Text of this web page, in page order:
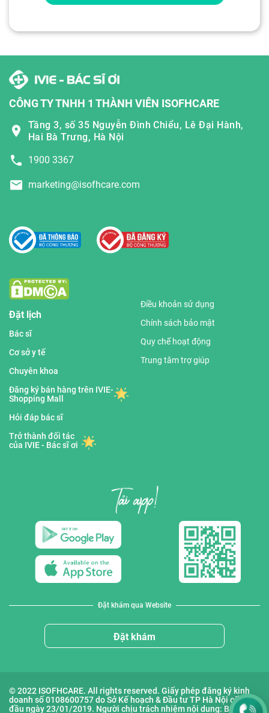
CÔNG TY TNHH 1 THÀNH VIÊN ISOFHCARE
Tầng 3, số 35 Nguyễn Đình Chiểu, Lê Đại Hành,
Hai Bà Trưng, Hà Nội
1900 3367
marketing@isofhcare.com
Đặt lịch
Bác sĩ
Cơ sở y tế
Chuyên khoa
Đăng ký bán hàng trên IVIE-
Shopping Mall
Hỏi đáp bác sĩ
Trở thành đối tác
của IVIE - Bác sĩ ơi
Điều khoản sử dụng
Chính sách bảo mật
Quy chế hoạt động
Trung tâm trợ giúp
Đặt khám qua Website
Đặt khám
© 2022 ISOFHCARE. All rights reserved. Giấy phép đăng ký kinh
doanh số 0108600757 do Sở Kế hoạch & Đầu tư TP Hà Nội cấp lần
đầu ngày 23/01/2019. Người chịu trách nhiệm nội dung: Bà